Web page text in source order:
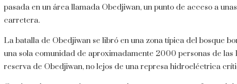
pasada en un área llamada Obedjiwan, un punto de acceso a
carretera.
La batalla de Obedjiwan se libró en una zona típica del bosque
una sola comunidad de aproximadamente 2000 personas de las
reserva de Obedjiwan, no lejos de una represa hidroeléctrica